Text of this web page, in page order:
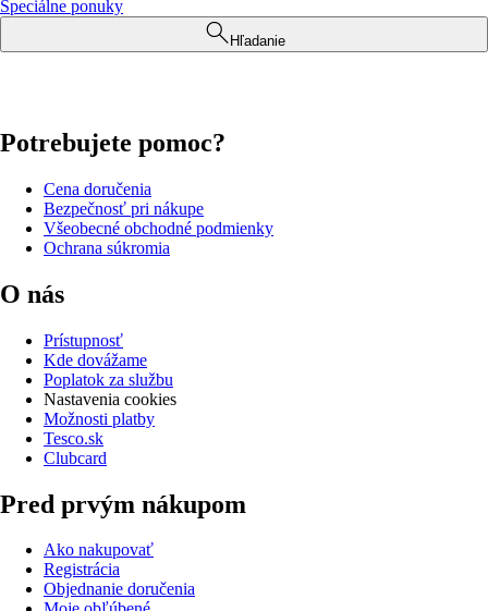
Špeciálne ponuky
Hľadanie
Potrebujete pomoc?
Cena doručenia
Bezpečnosť pri nákupe
Všeobecné obchodné podmienky
Ochrana súkromia
O nás
Prístupnosť
Kde dovážame
Poplatok za službu
Nastavenia cookies
Možnosti platby
Tesco.sk
Clubcard
Pred prvým nákupom
Ako nakupovať
Registrácia
Objednanie doručenia